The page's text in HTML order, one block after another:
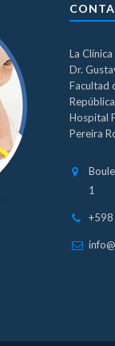
La
Dr.
Facultad
Hospital
Pereira
1